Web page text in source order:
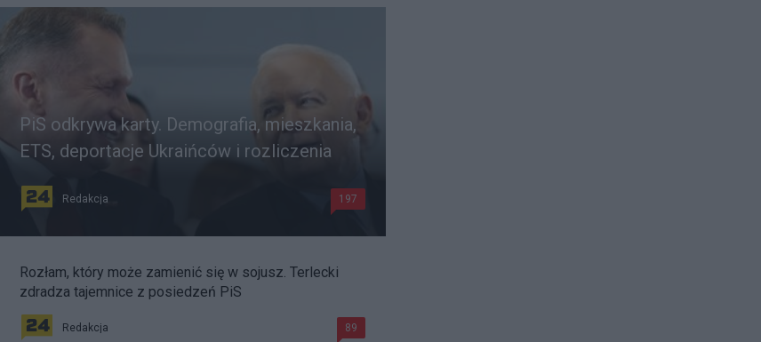
PiS odkrywa karty. Demografia, mieszkania,
ETS, deportacje Ukraińców i rozliczenia
Redakcja 197
Rozłam, który może zamienić się w sojusz. Terlecki
zdradza tajemnice z posiedzeń PiS
Redakcja 89